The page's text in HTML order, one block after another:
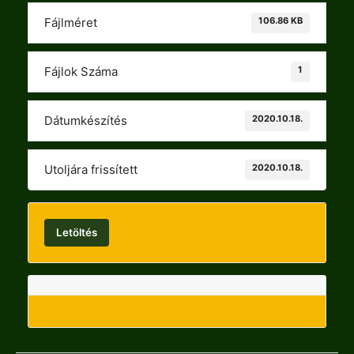
Fájlméret 106.86 KB
Fájlok Száma 1
Dátumkészítés 2020.10.18.
Utoljára frissített 2020.10.18.
Letöltés